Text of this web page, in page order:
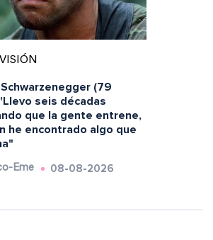
(79
seis décadas
que la gente entrene,
he encontrado algo que
Eme 08-08-2026